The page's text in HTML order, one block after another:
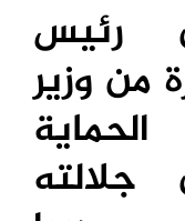
رئيس
من وزير
جلالته